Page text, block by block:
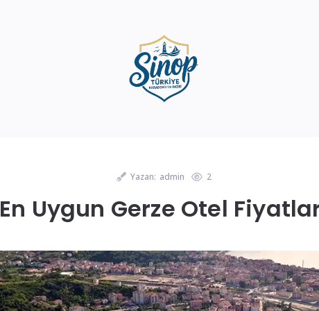
Yazan: admin 2
En Uygun Gerze Otel